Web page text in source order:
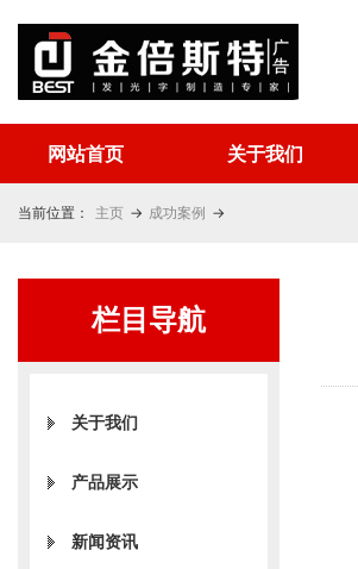
网站首页 关于我们
当前位置： 主页 → 成功案例 →
栏目导航
关于我们
产品展示
新闻资讯